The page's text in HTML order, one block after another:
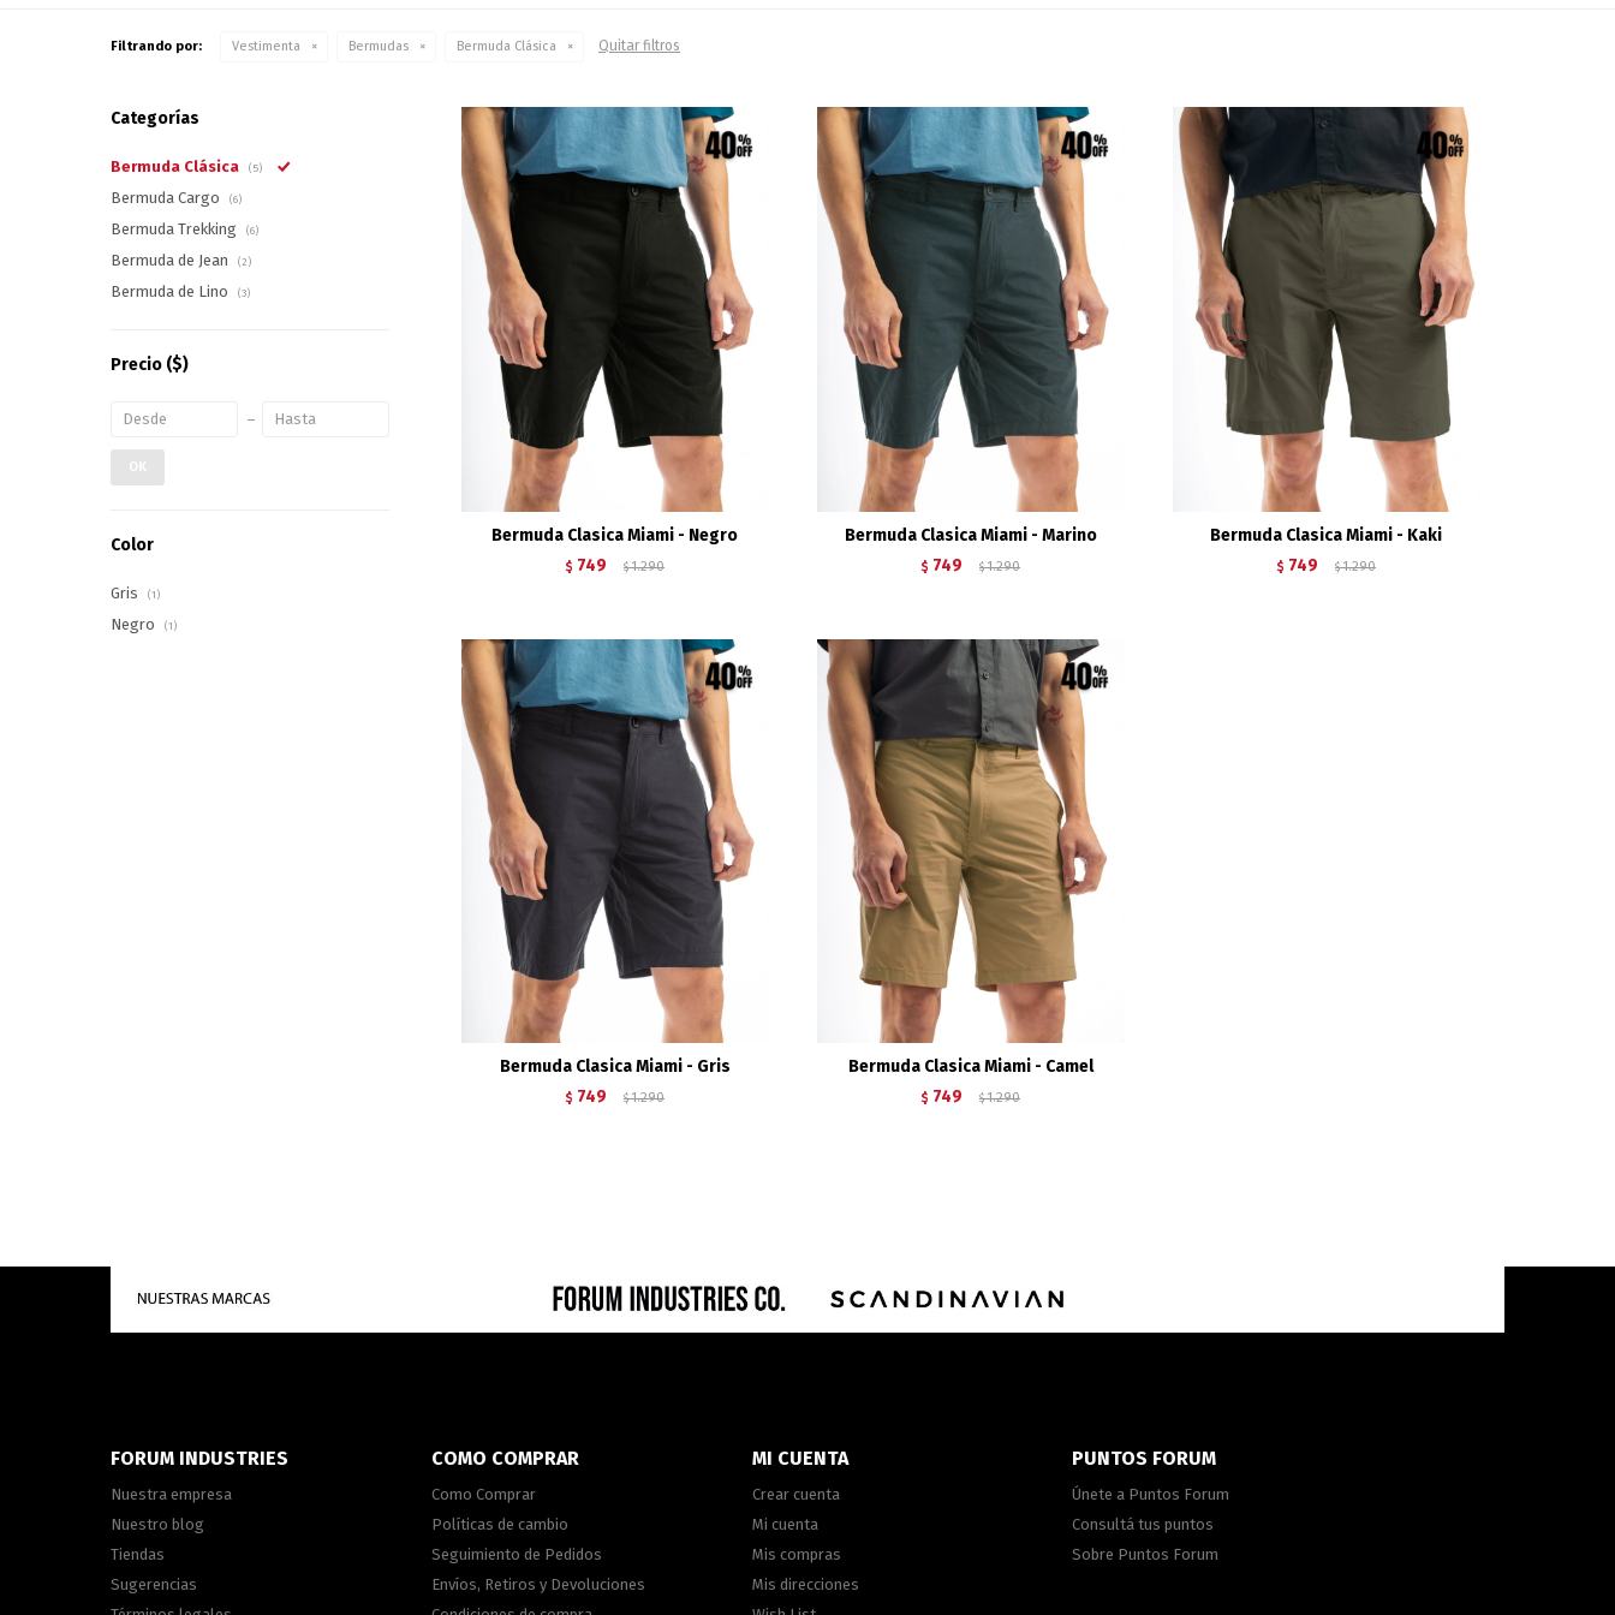
Filtrando por: Vestimenta Bermudas Bermuda Clásica Quitar filtros
Bermuda Clasica Miami - Negro
$ 749 $ 1.290
Bermuda Clasica Miami - Marino
$ 749 $ 1.290
Bermuda Clasica Miami - Kaki
$ 749 $ 1.290
Bermuda Clasica Miami - Gris
$ 749 $ 1.290
Bermuda Clasica Miami - Camel
$ 749 $ 1.290
Categorías
Bermuda Clásica (5)
Bermuda Cargo (6)
Bermuda Trekking (6)
Bermuda de Jean (2)
Bermuda de Lino (3)
Precio ($)
OK
Color
Gris (1)
Negro (1)
FORUM INDUSTRIES
Nuestra empresa
Nuestro blog
Tiendas
Sugerencias
COMO COMPRAR
Como Comprar
Políticas de cambio
Seguimiento de Pedidos
Envíos, Retiros y Devoluciones
MI CUENTA
Crear cuenta
Mi cuenta
Mis compras
Mis direcciones
PUNTOS FORUM
Únete a Puntos Forum
Consultá tus puntos
Sobre Puntos Forum